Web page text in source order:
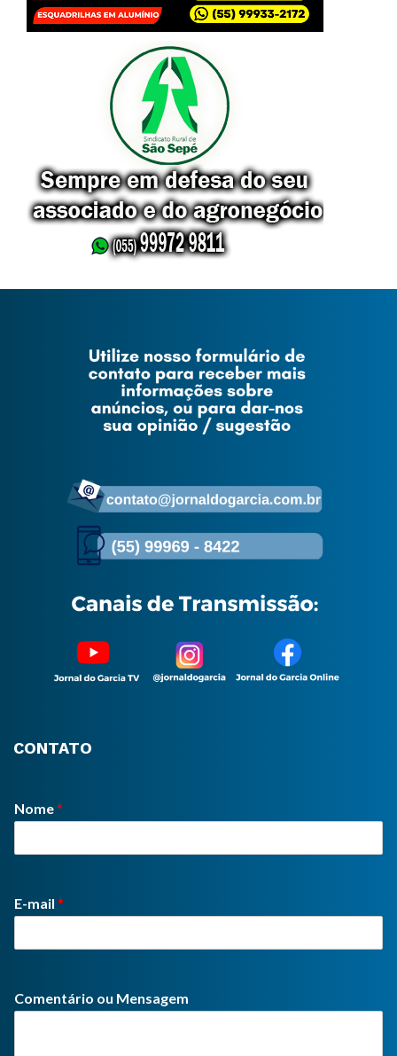
CONTATO
Nome*
E-mail *
Comentário ou Mensagem